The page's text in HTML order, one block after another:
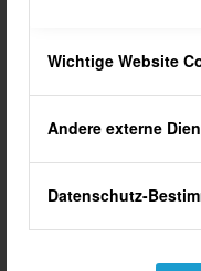
Wichtige Website
Andere externe
Datenschutz-